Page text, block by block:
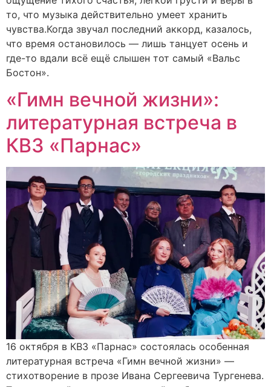
то, что музыка действительно умеет хранить
чувства.Когда звучал последний аккорд, казалось,
что время остановилось — лишь танцует осень и
где-то вдали всё ещё слышен тот самый «Вальс
Бостон».
«Гимн вечной жизни»:
литературная встреча в
КВЗ «Парнас»
16 октября в КВЗ «Парнас» состоялась особенная
литературная встреча «Гимн вечной жизни» —
стихотворение в прозе Ивана Сергеевича Тургенева.